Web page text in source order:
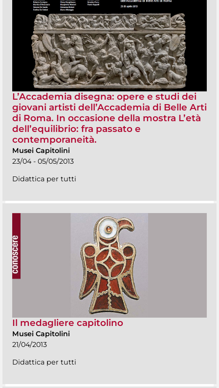
L’Accademia disegna: opere e studi dei
giovani artisti dell’Accademia di Belle Arti
di Roma. In occasione della mostra L’età
dell’equilibrio: fra passato e
contemporaneità.
Musei Capitolini
23/04 - 05/05/2013
Didattica per tutti
Il medagliere capitolino
Musei Capitolini
21/04/2013
Didattica per tutti